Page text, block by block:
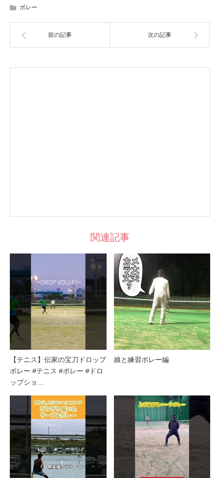
ボレー
前の記事 次の記事
関連記事
【テニス】伝家の宝刀ドロップ
ボレー #テニス #ボレー #ドロ
ップショ…
娘と練習ボレー編